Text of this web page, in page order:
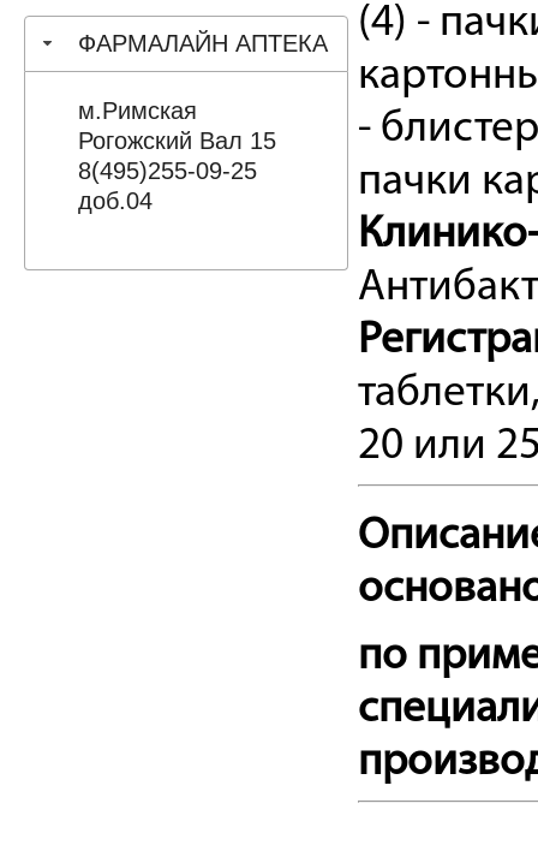
ФАРМАЛАЙН АПТЕКА
м.Римская
Рогожский Вал 15
8(495)255-09-25
доб.04
(4) -
-
пачки
20 или
по